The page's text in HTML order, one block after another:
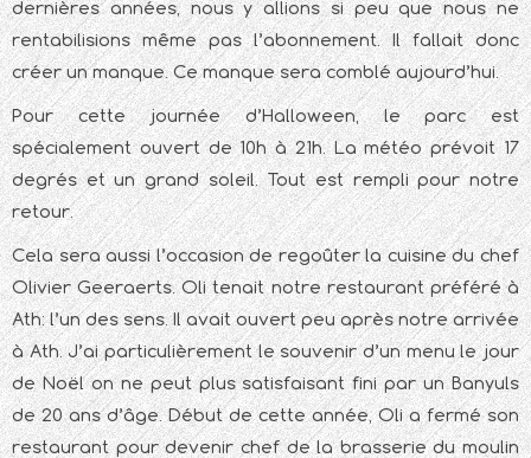
dernières années, nous y allions si peu que nous ne
rentabilisions même pas l’abonnement. Il fallait donc
créer un manque. Ce manque sera comblé aujourd’hui.
Pour cette journée d’Halloween, le parc est
spécialement ouvert de 10h à 21h. La météo prévoit 17
degrés et un grand soleil. Tout est rempli pour notre
retour.
Cela sera aussi l’occasion de regoûter la cuisine du chef
Olivier Geeraerts. Oli tenait notre restaurant préféré à
Ath: l’un des sens. Il avait ouvert peu après notre arrivée
à Ath. J’ai particulièrement le souvenir d’un menu le jour
de Noël on ne peut plus satisfaisant fini par un Banyuls
de 20 ans d’âge. Début de cette année, Oli a fermé son
restaurant pour devenir chef de la brasserie du moulin